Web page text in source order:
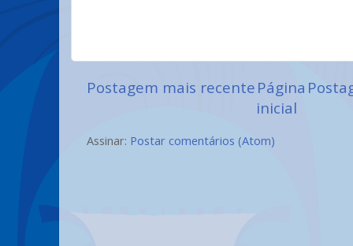
Postagem mais recentePágina
inicial
Assinar: Postar comentários (Atom)